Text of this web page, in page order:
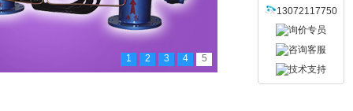
1 2 3 4 5
13072117750